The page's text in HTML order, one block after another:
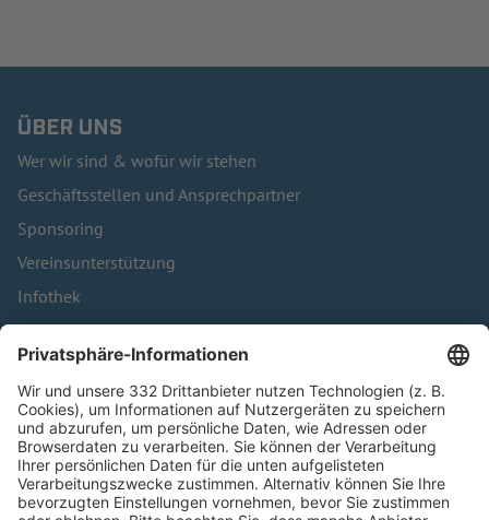
ÜBER UNS
Wer wir sind & wofür wir stehen
Geschäftsstellen und Ansprechpartner
Sponsoring
Vereinsunterstützung
Infothek
Kontakt
HÄUFIG BESUCHTE SEITEN
Pässe und Vereinswechsel
Trainerausbildung
Schulungsangebot Vereinsmitarbeiter